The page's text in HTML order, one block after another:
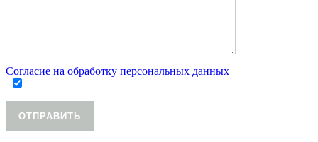
Согласие на обработку персональных данных
ОТПРАВИТЬ